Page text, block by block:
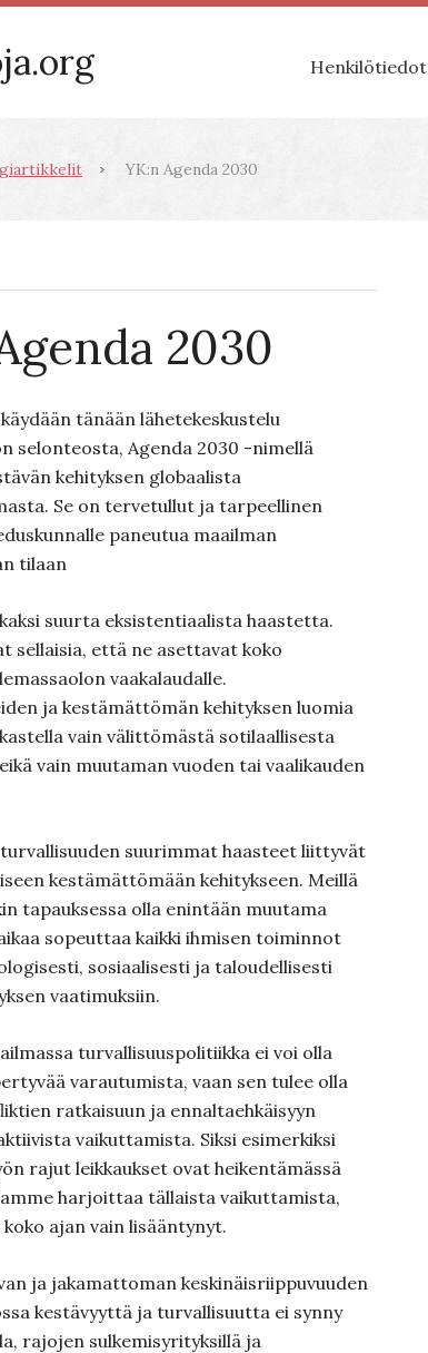
Henkilötiedot
YK:n Agenda 2030
2030
tänään lähetekeskustelu
selonteosta, Agenda 2030 -nimellä
kehityksen globaalista
Se on tervetullut ja tarpeellinen
paneutua maailman
tilaan
suurta eksistentiaalista haastetta.
sellaisia, että ne asettavat koko
vaakalaudalle.
ja kestämättömän kehityksen luomia
vain välittömästä sotilaallisesta
vain muutaman vuoden tai vaalikauden
suurimmat haasteet liittyvät
kestämättömään kehitykseen. Meillä
tapauksessa olla enintään muutama
sopeuttaa kaikki ihmisen toiminnot
sosiaalisesti ja taloudellisesti
vaatimuksiin.
turvallisuuspolitiikka ei voi olla
varautumista, vaan sen tulee olla
ratkaisuun ja ennaltaehkäisyyn
vaikuttamista. Siksi esimerkiksi
rajut leikkaukset ovat heikentämässä
harjoittaa tällaista vaikuttamista,
ajan vain lisääntynyt.
ja jakamattoman keskinäisriippuvuuden
kestävyyttä ja turvallisuutta ei synny
rajojen sulkemisyrityksillä ja